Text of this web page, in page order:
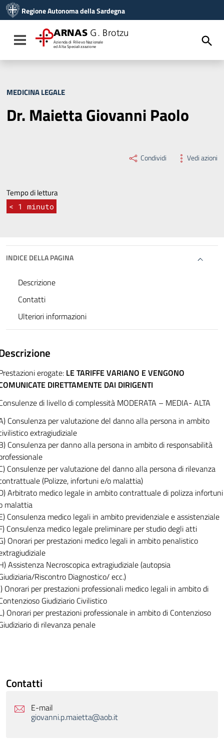
Vai al menu di navigazione
Vai al footer
Regione Autonoma della Sardegna
Toggle navigation
ARNAS G. Brotzu
Azienda di Rilievo Nazionale
ed Alta Specializzazione
MEDICINA LEGALE
Dr. Maietta Giovanni Paolo
Condividi Vedi azioni
Tempo di lettura
< 1 minuto
INDICE DELLA PAGINA
Descrizione
Contatti
Ulteriori informazioni
erogate: LE TARIFFE VARIANO E VENGONO
DIRETTAMENTE DAI DIRIGENTI
di livello di complessità MODERATA – MEDIA- ALTA
Consulenza per valutazione del danno alla persona in ambito
extragiudiziale
Consulenza per danno alla persona in ambito di responsabilità
Consulenze per valutazione del danno alla persona di rilevanza
(Polizze, infortuni e/o malattia)
Arbitrato medico legale in ambito contrattuale di polizza infortuni
malattia
Consulenza medico legali in ambito previdenziale e assistenziale
Consulenza medico legale preliminare per studio degli atti
Onorari per prestazioni medico legali in ambito penalistico
Assistenza Necroscopica extragiudiziale (autopsia
Riscontro Diagnostico/ ecc.)
Onorari per prestazioni professionali medico legali in ambito di
Giudiziario Civilistico
Onorari per prestazioni professionale in ambito di Contenzioso
di rilevanza penale
Contatti
E-mail
giovanni.p.maietta@aob.it